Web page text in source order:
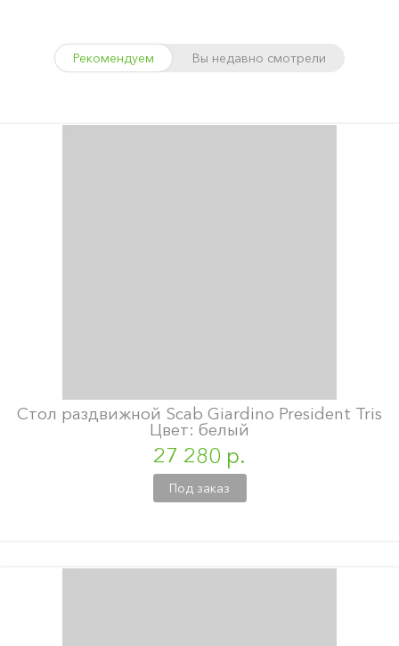
Рекомендуем Вы недавно смотрели
Стол раздвижной Scab Giardino President Tris
Цвет: белый
27 280 р.
Под заказ